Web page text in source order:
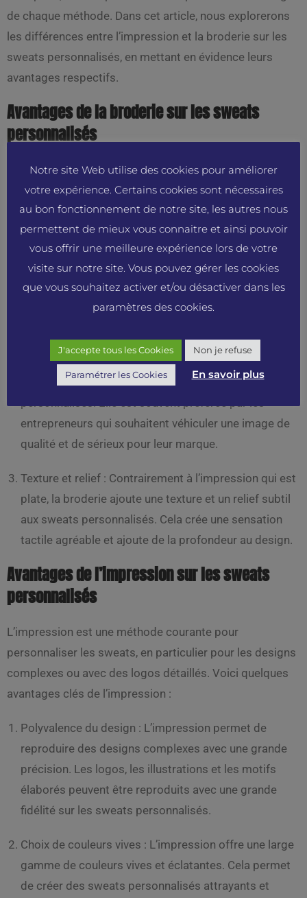
de chaque méthode. Dans cet article, nous explorerons
les différences entre l’impression et la broderie sur les
sweats personnalisés, en mettant en évidence leurs
avantages respectifs.
Avantages de la broderie sur les sweats
personnalisés
La broderie est une méthode classique et élégante pour
personnaliser les sweats. Voici quelques avantages clés
de la broderie sur sweats :
Durabilité et qualité supérieures : La broderie offre
une durabilité exceptionnelle. Les fils brodés sont
résistants et peuvent résister à de nombreux lavages
sans se dégrader. Cela garantit que votre logo ou
Aspect professionnel : La broderie ajoute une touche
d’élégance et de professionnalisme aux sweats
entrepreneurs qui souhaitent véhiculer une image de
qualité et de sérieux pour leur marque.
Texture et relief : Contrairement à l’impression qui est
plate, la broderie ajoute une texture et un relief subtil
aux sweats personnalisés. Cela crée une sensation
tactile agréable et ajoute de la profondeur au design.
Avantages de l’impression sur les sweats
personnalisés
L’impression est une méthode courante pour
personnaliser les sweats, en particulier pour les designs
complexes ou avec des logos détaillés. Voici quelques
avantages clés de l’impression :
Polyvalence du design : L’impression permet de
reproduire des designs complexes avec une grande
précision. Les logos, les illustrations et les motifs
élaborés peuvent être reproduits avec une grande
fidélité sur les sweats personnalisés.
Choix de couleurs vives : L’impression offre une large
gamme de couleurs vives et éclatantes. Cela permet
de créer des sweats personnalisés attrayants et
Notre site Web utilise des cookies pour améliorer
votre expérience. Certains cookies sont nécessaires
au bon fonctionnement de notre site, les autres nous
permettent de mieux vous connaitre et ainsi pouvoir
vous offrir une meilleure expérience lors de votre
visite sur notre site. Vous pouvez gérer les cookies
que vous souhaitez activer et/ou désactiver dans les
paramètres des cookies.
J'accepte tous les Cookies Non je refuse
Paramétrer les Cookies En savoir plus